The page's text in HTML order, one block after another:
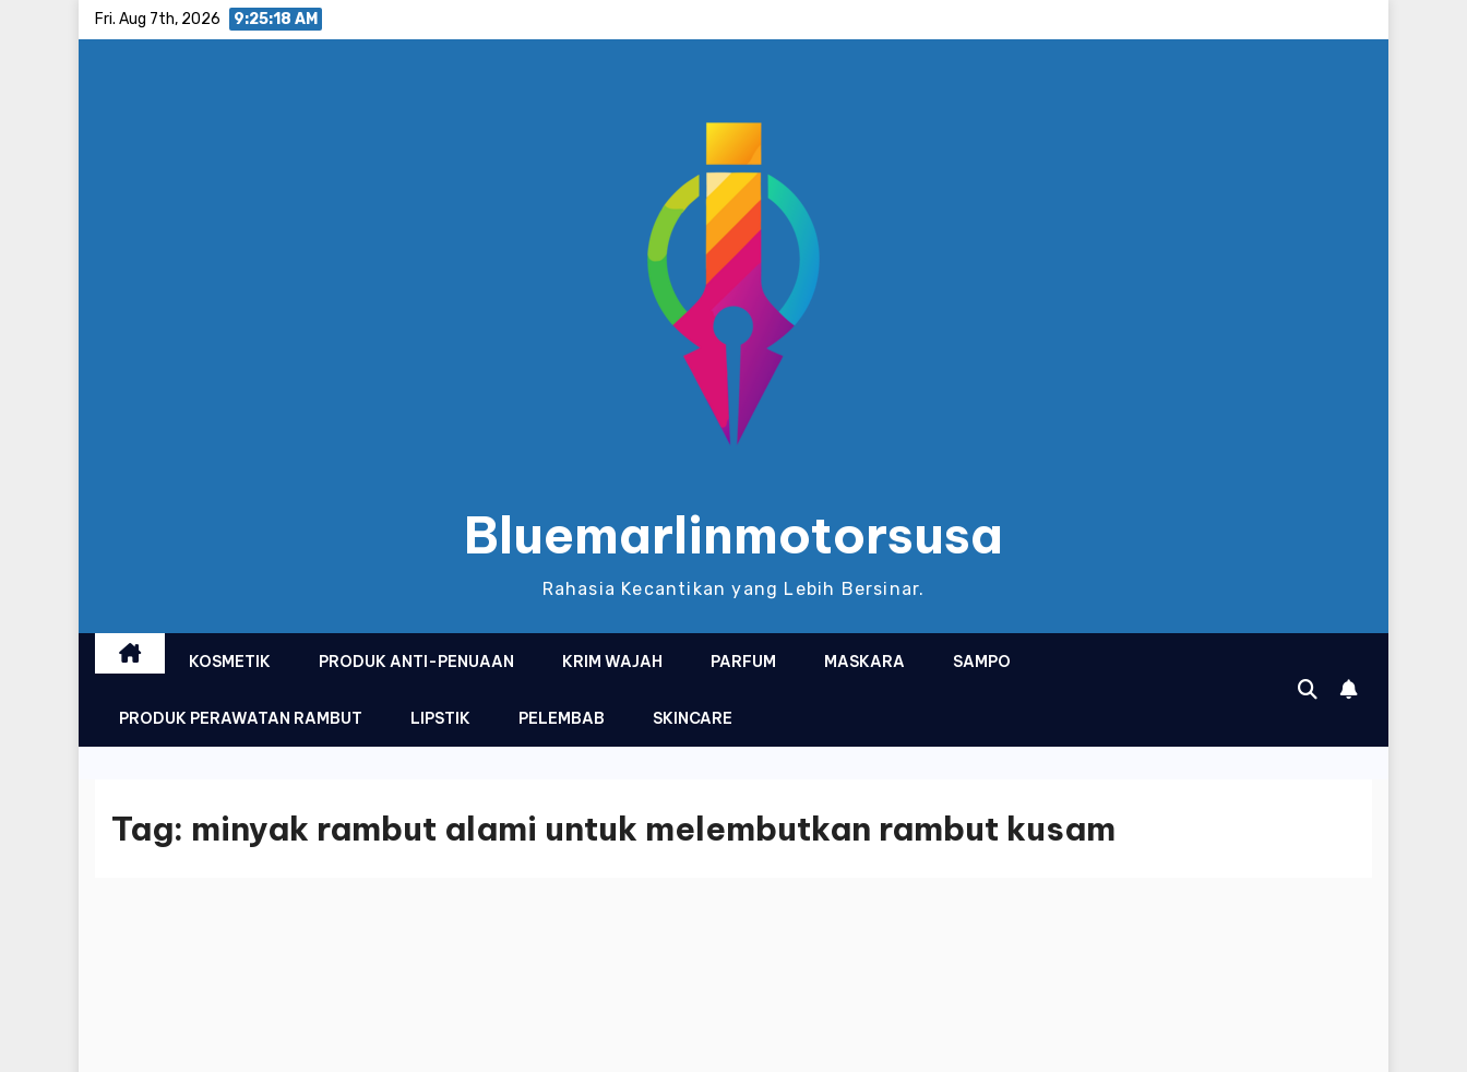
Fri. Aug 7th, 2026 9:25:19 AM
Bluemarlinmotorsusa
Rahasia Kecantikan yang Lebih Bersinar.
KOSMETIK PRODUK ANTI-PENUAAN KRIM WAJAH PARFUM MASKARA SAMPO
PRODUK PERAWATAN RAMBUT LIPSTIK PELEMBAB SKINCARE
Tag: minyak rambut alami untuk melembutkan rambut kusam